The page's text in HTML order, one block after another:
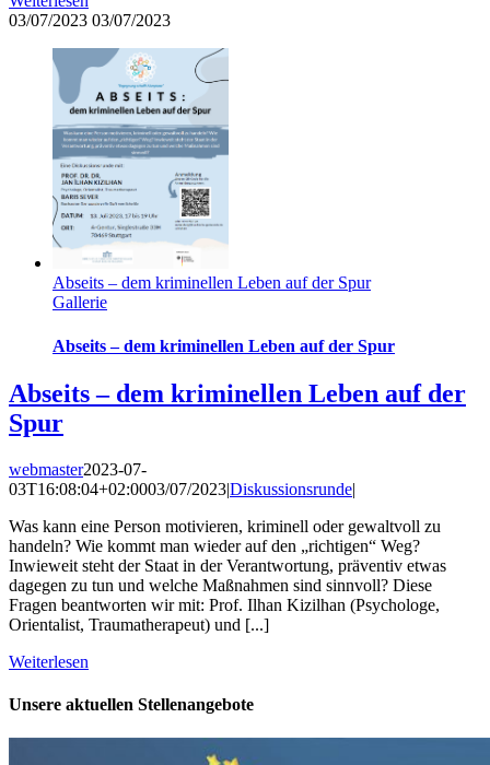
03/07/2023 03/07/2023
Abseits – dem kriminellen Leben auf der Spur
Gallerie
Abseits – dem kriminellen Leben auf der Spur
Abseits – dem kriminellen Leben auf der
Spur
webmaster2023-07-
03T16:08:04+02:0003/07/2023|Diskussionsrunde|
Was kann eine Person motivieren, kriminell oder gewaltvoll zu
handeln? Wie kommt man wieder auf den „richtigen“ Weg?
Inwieweit steht der Staat in der Verantwortung, präventiv etwas
dagegen zu tun und welche Maßnahmen sind sinnvoll? Diese
Fragen beantworten wir mit: Prof. Ilhan Kizilhan (Psychologe,
Orientalist, Traumatherapeut) und [...]
Weiterlesen
Unsere aktuellen Stellenangebote